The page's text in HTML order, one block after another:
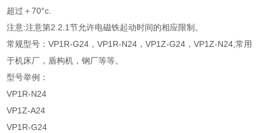
超过＋70°c.
注意:注意第2.2.1节允许电磁铁起动时间的相应限制。
常规型号：VP1R-G24，VP1R-N24，VP1Z-G24，VP1Z-N24,常用
于机床厂，盾构机，钢厂等等。
型号举例：
VP1R-N24
VP1Z-A24
VP1R-G24